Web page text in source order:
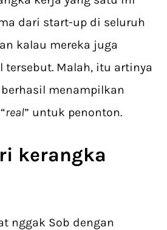
dari start-up di seluruh
kalau mereka juga
tersebut. Malah, itu artinya
menampilkan
real” untuk penonton.
kerangka
nggak Sob dengan